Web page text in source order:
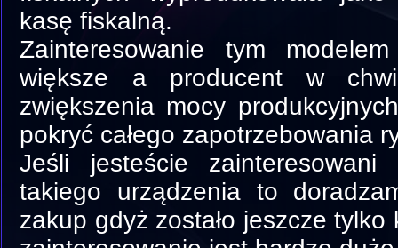
kasę fiskalną.
Zainteresowanie tym
większe a producent w
zwiększenia mocy
pokryć całego zapotrzebowania
Jeśli jesteście zainteresowani
takiego urządzenia to
zakup gdyż zostało jeszcze